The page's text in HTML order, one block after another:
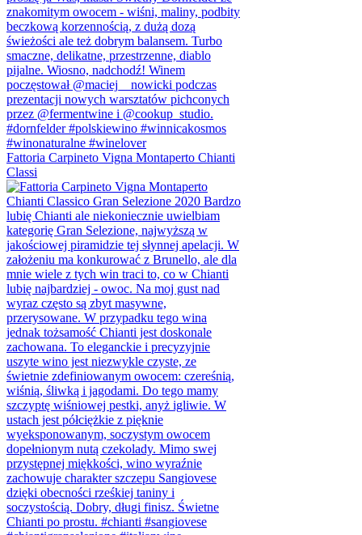
Fattoria Carpineto Vigna Montaperto Chianti
Classi